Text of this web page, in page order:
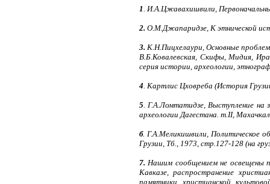
1 . И.А.Цжавахишвили,
2. О.М.Джапаридзе, К этнической
3. К.Н.Пицхелаури, Основные
В.Б.Ковалевская, Скифы, Мидия,
серия истории, археологии,
4 . Картлис Цховреба (История
5 . Г.А.Ломтатидзе, Выступление на
археологии Дагестана. т.II,
б. Г.А.Меликишвили, Политическое
Грузии, Тб., 1973, стр.127-128 (на
7. Нашим сообщением не освещены
Кавказе, распространение
памятники христианской